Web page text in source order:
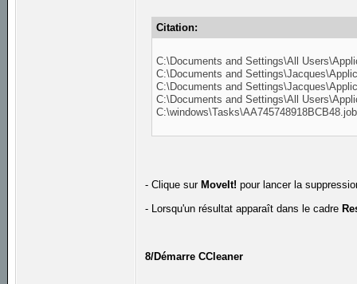
Citation:
C:\Documents and Settings\All
C:\Documents and
C:\Documents and
C:\Documents and Settings\All
C:\windows\Tasks\AA745748918BCB48.job
- Clique sur MoveIt! pour lancer la
- Lorsqu'un résultat apparaît dans le cadre
8/Démarre CCleaner